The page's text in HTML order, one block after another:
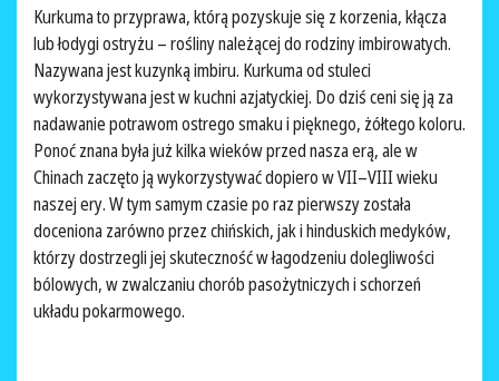
Kurkuma to przyprawa, którą pozyskuje się z korzenia, kłącza
lub łodygi ostryżu – rośliny należącej do rodziny imbirowatych.
Nazywana jest kuzynką imbiru. Kurkuma od stuleci
wykorzystywana jest w kuchni azjatyckiej. Do dziś ceni się ją za
nadawanie potrawom ostrego smaku i pięknego, żółtego koloru.
Ponoć znana była już kilka wieków przed nasza erą, ale w
Chinach zaczęto ją wykorzystywać dopiero w VII–VIII wieku
naszej ery. W tym samym czasie po raz pierwszy została
doceniona zarówno przez chińskich, jak i hinduskich medyków,
którzy dostrzegli jej skuteczność w łagodzeniu dolegliwości
bólowych, w zwalczaniu chorób pasożytniczych i schorzeń
układu pokarmowego.